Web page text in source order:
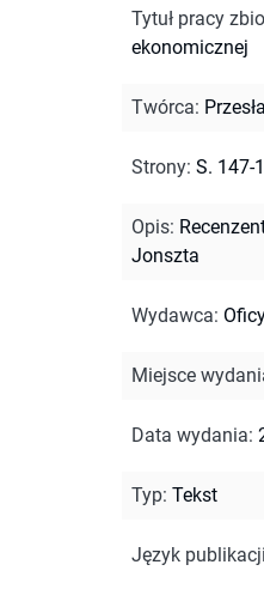
Tytuł pracy
ekonomicznej
Twórca:
Strony: S. 147-
Opis:
Jonszta
Wydawca:
Miejsce
Data wydania:
Typ: Tekst
Język publikacji